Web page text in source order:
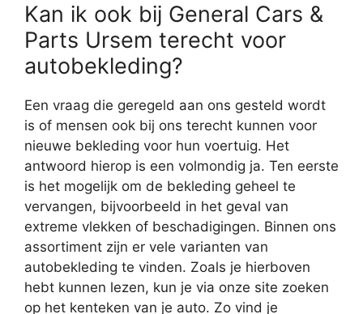
Kan ik ook bij General Cars &
Parts Ursem terecht voor
autobekleding?
Een vraag die geregeld aan ons gesteld wordt
is of mensen ook bij ons terecht kunnen voor
nieuwe bekleding voor hun voertuig. Het
antwoord hierop is een volmondig ja. Ten eerste
is het mogelijk om de bekleding geheel te
vervangen, bijvoorbeeld in het geval van
extreme vlekken of beschadigingen. Binnen ons
assortiment zijn er vele varianten van
autobekleding te vinden. Zoals je hierboven
hebt kunnen lezen, kun je via onze site zoeken
op het kenteken van je auto. Zo vind je